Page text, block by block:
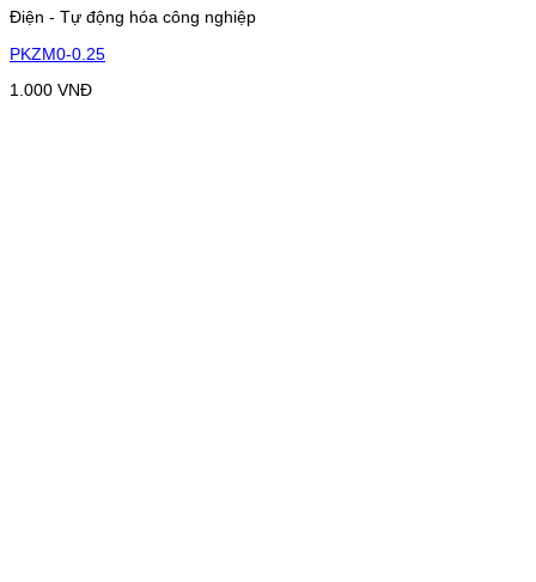
Điện - Tự động hóa công nghiệp
PKZM0-0.25
1.000 VNĐ